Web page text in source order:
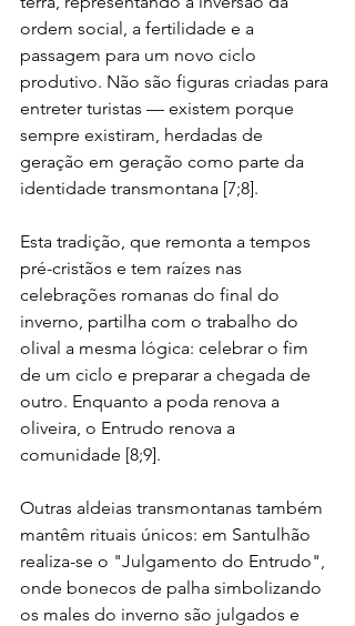
ordem social, a fertilidade e a
passagem para um novo ciclo
produtivo. Não são figuras criadas para
entreter turistas — existem porque
sempre existiram, herdadas de
geração em geração como parte da
identidade transmontana [7;8].
Esta tradição, que remonta a tempos
pré-cristãos e tem raízes nas
celebrações romanas do final do
inverno, partilha com o trabalho do
olival a mesma lógica: celebrar o fim
de um ciclo e preparar a chegada de
outro. Enquanto a poda renova a
oliveira, o Entrudo renova a
comunidade [8;9].
Outras aldeias transmontanas também
mantêm rituais únicos: em Santulhão
realiza-se o "Julgamento do Entrudo",
onde bonecos de palha simbolizando
os males do inverno são julgados e